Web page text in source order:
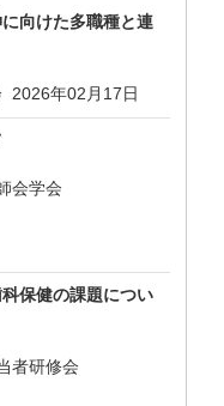
向けた多職種と連
2026年02月17日
会学会
保健の課題につい
者研修会